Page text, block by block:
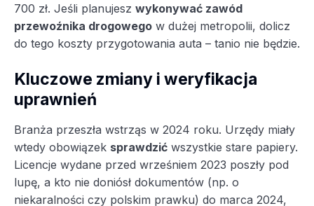
700 zł. Jeśli planujesz wykonywać zawód
przewoźnika drogowego w dużej metropolii, dolicz
do tego koszty przygotowania auta – tanio nie będzie.
Kluczowe zmiany i weryfikacja
uprawnień
Branża przeszła wstrząs w 2024 roku. Urzędy miały
wtedy obowiązek sprawdzić wszystkie stare papiery.
Licencje wydane przed wrześniem 2023 poszły pod
lupę, a kto nie doniósł dokumentów (np. o
niekaralności czy polskim prawku) do marca 2024,